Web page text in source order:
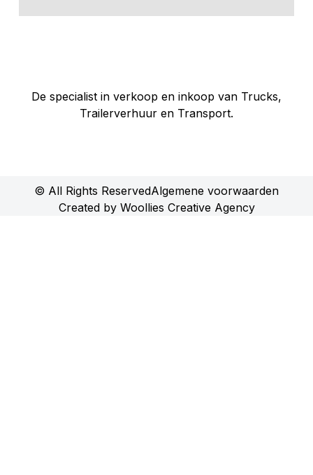
De specialist in verkoop en inkoop van Trucks,
Trailerverhuur en Transport.
© All Rights ReservedAlgemene voorwaarden
Created by Woollies Creative Agency